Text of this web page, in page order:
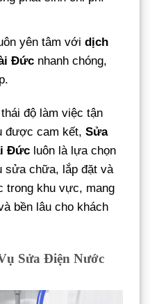
yên tâm vớidịch
Đức nhanh chóng,
độ làm việc tận
được cam kết, Sửa
Đức luôn là lựa chọn
sửa chữa, lắp đặt và
trong khu vực, mang
bền lâu cho khách
Sửa Điện Nước